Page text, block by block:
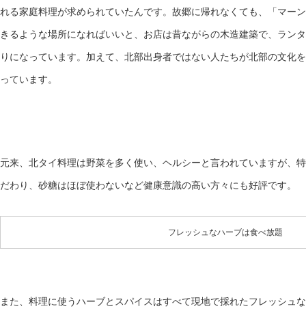
れる家庭料理が求められていたんです。故郷に帰れなくても、「マー
きるような場所になればいいと、お店は昔ながらの木造建築で、ラン
りになっています。加えて、北部出身者ではない人たちが北部の文化
っています。
元来、北タイ料理は野菜を多く使い、ヘルシーと言われていますが、
だわり、砂糖はほぼ使わないなど健康意識の高い方々にも好評です。
フレッシュなハーブは食べ放題
また、料理に使うハーブとスパイスはすべて現地で採れたフレッシュ